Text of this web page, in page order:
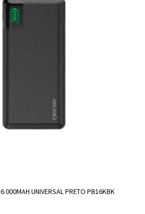
UNIVERSAL PRETO PB16KBK